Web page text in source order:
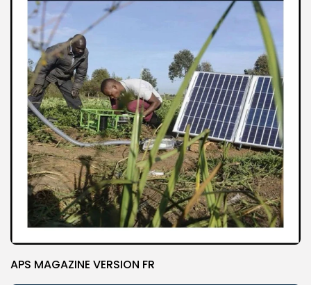
APS MAGAZINE VERSION FR